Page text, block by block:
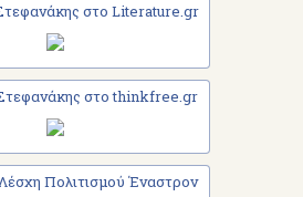
στο Literature.gr
στο thinkfree.gr
Πολιτισμού Έναστρον